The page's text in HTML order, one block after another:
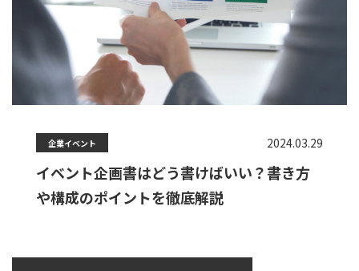
企業イベント 2024.03.29
イベント企画書はどう書けばいい？書き方
や構成のポイントを徹底解説